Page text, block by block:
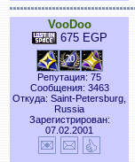
VooDoo
675 EGP
Репутация: 75
Сообщения: 3463
Откуда: Saint-Petersburg,
Russia
Зарегистрирован:
07.02.2001